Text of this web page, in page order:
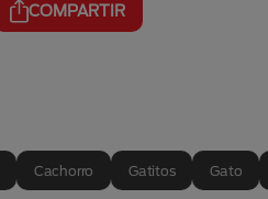
COMPARTIR
Cachorro Gatitos Gato